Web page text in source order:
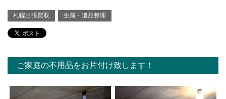
札幌出張買取 生前・遺品整理
ご家庭の不用品をお片付け致します！